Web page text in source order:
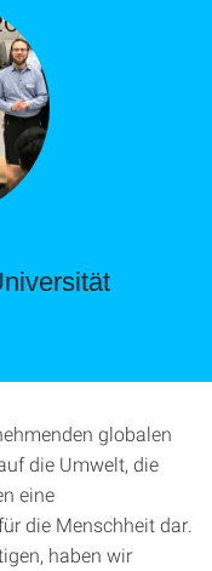
globalen
die Umwelt, die
eine
die Menschheit dar.
haben wir